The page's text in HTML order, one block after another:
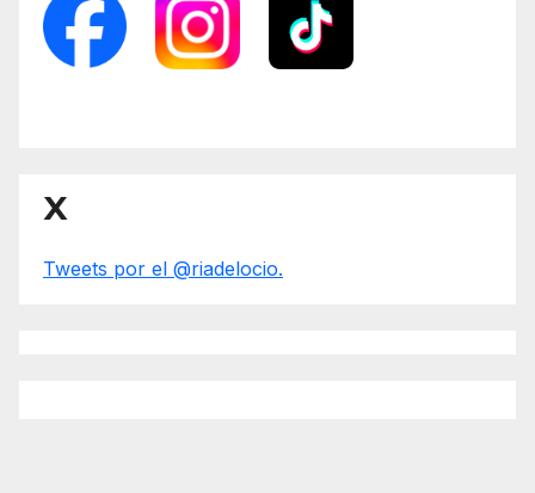
X
Tweets por el @riadelocio.